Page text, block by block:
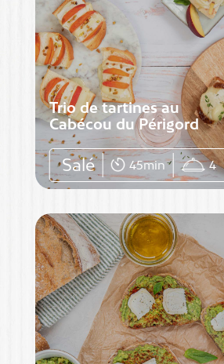
Trio de tartines au
Cabécou du Périgord
Salé 45min 4